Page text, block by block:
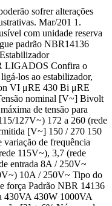
sofrer alterações
Mar/201 1.
com unidade reserva
padrão NBR14136
LIGADOS Confira o
los ao estabilizador,
VI μRE 430 Bi μRE
nominal [V~] Bivolt
de tensão para
127V~) 172 a 260 (rede
[V~] 150 / 270 150
de frequência
115V~), 3,7 (rede
entrada 8A / 250V~
10A / 250V~ Tipo do
força Padrão NBR 14136
430VA 430W 1000VA